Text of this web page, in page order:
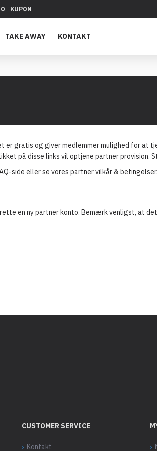
KUPON
TAKE AWAY KONTAKT
er gratis og giver medlemmer mulighed for at
på disse links vil optjene partner provision.
side eller se vores partner vilkår & betingelser.
en ny partner konto. Bemærk venligst, at
CUSTOMER SERVICE
Kontakt